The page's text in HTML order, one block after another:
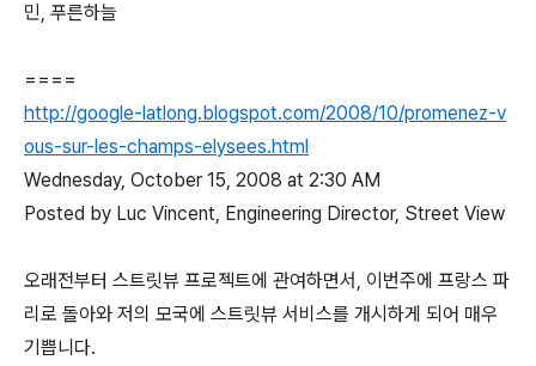
민, 푸른하늘
====
http://google-latlong.blogspot.com/2008/10/promenez-v
ous-sur-les-champs-elysees.html
Wednesday, October 15, 2008 at 2:30 AM
Posted by Luc Vincent, Engineering Director, Street View
오래전부터 스트릿뷰 프로젝트에 관여하면서, 이번주에 프랑스 파
리로 돌아와 저의 모국에 스트릿뷰 서비스를 개시하게 되어 매우
기쁩니다.